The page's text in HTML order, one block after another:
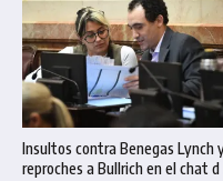
Insultos contra Benegas Lynch
reproches a Bullrich en el chat d